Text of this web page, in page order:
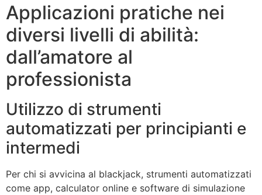
Applicazioni pratiche nei
diversi livelli di abilità:
dall’amatore al
professionista
Utilizzo di strumenti
automatizzati per principianti e
intermedi
Per chi si avvicina al blackjack, strumenti automatizzati
come app, calculator online e software di simulazione